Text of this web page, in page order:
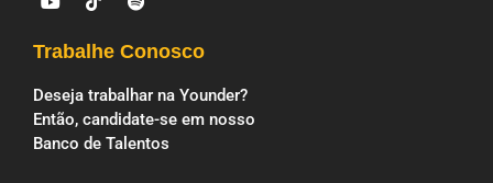
Trabalhe Conosco
Deseja trabalhar na Younder?
Então, candidate-se em nosso
Banco de Talentos